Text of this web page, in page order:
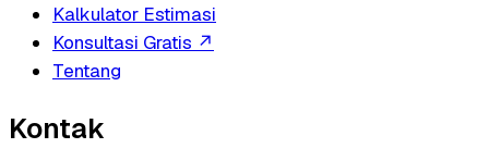
Kalkulator Estimasi
Konsultasi Gratis ↗
Tentang
Kontak